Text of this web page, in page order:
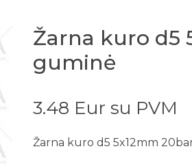
Žarna kuro d5
guminė
3.48 Eur su PVM
Žarna kuro d5 5x12mm